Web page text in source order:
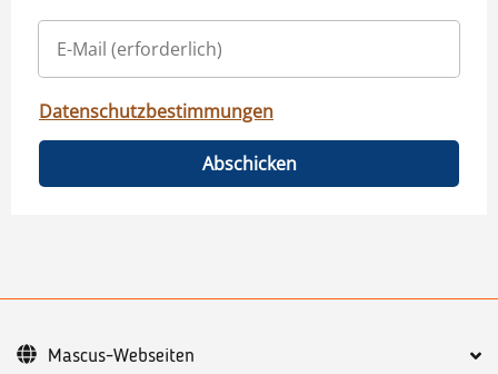
Datenschutzbestimmungen
Abschicken
Mascus-Webseiten